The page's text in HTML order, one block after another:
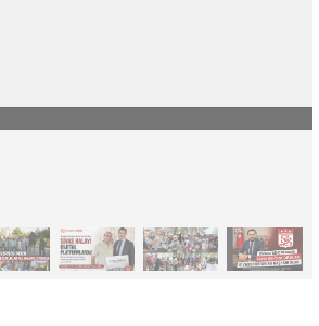
SERT TEPKİ